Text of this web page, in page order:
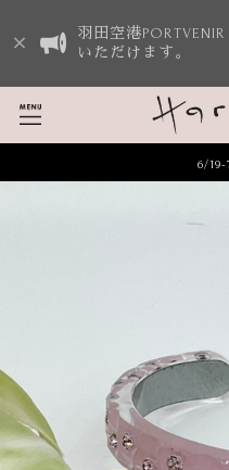
羽田空港
いただけます。
6/19-